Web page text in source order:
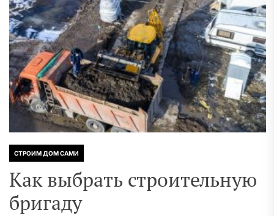
СТРОИМ ДОМ САМИ
Как выбрать строительную
бригаду